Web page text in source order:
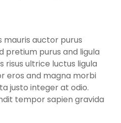
mauris auctor purus
pretium purus and ligula
risus ultrice luctus ligula
eros and magna morbi
justo integer at odio.
tempor sapien gravida